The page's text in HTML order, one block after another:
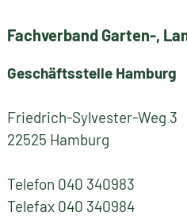
Fachverband Garten-,
Geschäftsstelle Hamburg
Friedrich-Sylvester-Weg 3
22525 Hamburg
Telefon 040 340983
Telefax 040 340984